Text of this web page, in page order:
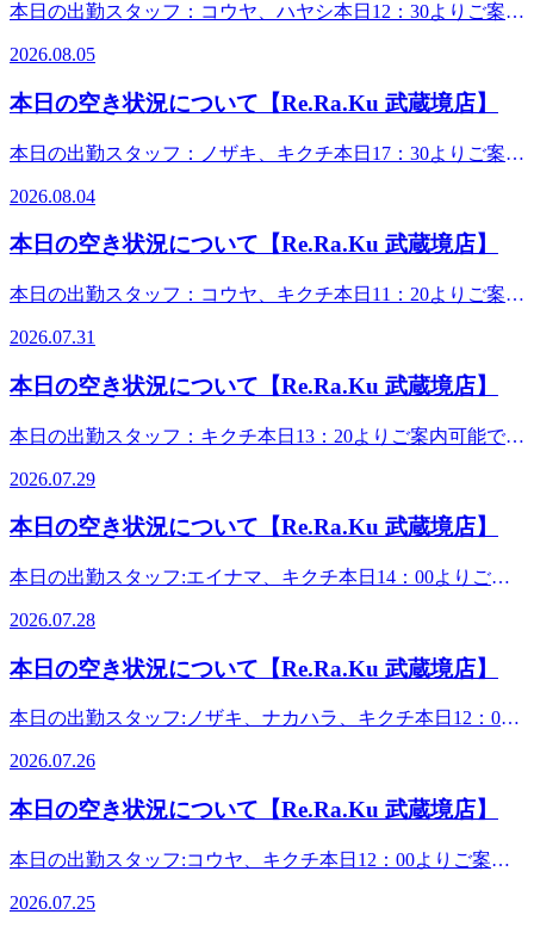
7月18日より「Re.Ra.Ku PAY」と「スペシャル・バリューチ
ケット」のWアタックで、サマーチャージキャンペーンを開
ケット購入でお得な10％増額サービスが!?さ・ら・に……！
7月18日～7月31日はプレミアム期間となっておりまして……
なんと、最大42％の爆上げ増額をやっちゃいます！チャンス
りません！ともかく、当店にご来店いただくか、お電話くだ
パ」例年大好評の爽やか企画が今年も始まりました!-5℃の
効果でお疲れスッキリ!今年は【ブルーミングリモーネ】
ました。頭の上で刺激的な泡を感じながら、一足先に花火気
分を先取りしちゃいましょう!詳しくはスタッフまで!また、
只今、オーブ認証時に330円で爽快ヘッドスパ10分が体験で
きちゃいます!こちらも詳しくはスタッフまで!今日も元気に
営業中!皆様のご来店を心よりお待ちしております。・
*.。・*.。・*.。・*.。・*.。・。。・*.。・*.。・*.。・
スタッフ一同心よりお待ちしております!・*.。・*.。・
ジのように気持ち良い「肩甲骨ストレッチ&amp;骨盤ストレ
れを撃退していきます☆中央線武蔵境駅北口徒歩3分 すきっ
蔵境店&lt;営業時間&gt;平日:11時00分～21時00分(最終受
分)&lt;住所&gt;武蔵野市境1-3-4 エーブル武蔵境1F
本日の出勤スタッフ：コウヤ、ハヤシ本日12：30よりご案内
気温が下がり、過ごしやすいですね。体調管理はいかがでし
ょうか。日常生活で、お身体にお疲れを感じていませんか。
ボディケア60分以上で、3体勢しっかりアプローチできま
さて、真夏にお送りする、新キャンペーンです。7月18日よ
り「Re.Ra.Ku PAY」と「スペシャル・バリューチケット」
のWアタックで、サマーチャージキャンペーンを開始しまし
た！Re.Ra.Ku PAYのチャージか、紙のバリューチケット購
入でお得な10％増額サービスが!?さ・ら・に……！8月1日～
9月23日はプレミアム期間となっておりまして……なんと、
1回キリ！この夏のビッグボーナスを見逃す手はありませ
詳しくご説明いたします！夏季限定! 「爽快ヘッドスパ」例
のシュワシュワを楽しみながら、炭酸ガスの血行誘導効果で
フトラベンダー】の2つのフレーバーをご用意しました。頭
の上で刺激的な泡を感じながら、一足先に花火気分を先取り
しちゃいましょう!詳しくはスタッフまで!また、只今、オー
ブ認証時に330円で爽快ヘッドスパ10分が体験できちゃいま
す!こちらも詳しくはスタッフまで!今日も元気に営業中!皆様
のご来店を心よりお待ちしております。・*.。・*.。・
お問い合わせはお電話で、お気軽にどうぞ♪スタッフ一同心
よりお待ちしております!・*.。・*.。・*.。・*.。・
*.。・。。・*.。・*.。・*.。・*.。・マッサージのように気
入れた「リラク系ボディケア」でみなさんの疲れを撃退して
の郵便局の隣にあります!Re.Ra.Ku(リラク) 武蔵境店&lt;営業
祝:10時30分～21時00分(最終受付:20時20分)&lt;住所&gt;武蔵
2026.08.05
本日の空き状況について【Re.Ra.Ku 武蔵境店】
本日の出勤スタッフ：ノザキ、キクチ本日17：30よりご案内
すか。今日は、カラッとした暑さわりと過ごしやすいです
ね！週の始まり、是非、当店でお身体ほぐされては如何です
か。軽い身体で8月を元気に楽しく乗り切りましょう。さ
「Re.Ra.Ku PAY」と「スペシャル・バリューチケット」の
Wアタックで、サマーチャージキャンペーンを開始しまし
入でお得な10％増額サービスが!?さ・ら・に……！7月18日
～7月31日はプレミアム期間となっておりまして……なん
と、最大42％の爆上げ増額をやっちゃいます！チャンスはな
せん！ともかく、当店にご来店いただくか、お電話くださ
パ」例年大好評の爽やか企画が今年も始まりました!-5℃の
効果でお疲れスッキリ!今年は【ブルーミングリモーネ】
ました。頭の上で刺激的な泡を感じながら、一足先に花火気
分を先取りしちゃいましょう!詳しくはスタッフまで!また、
只今、オーブ認証時に330円で爽快ヘッドスパ10分が体験で
きちゃいます!こちらも詳しくはスタッフまで!今日も元気に
営業中!皆様のご来店を心よりお待ちしております。・
*.。・*.。・*.。・*.。・*.。・。。・*.。・*.。・*.。・
スタッフ一同心よりお待ちしております!・*.。・*.。・
ジのように気持ち良い「肩甲骨ストレッチ&amp;骨盤ストレ
れを撃退していきます☆中央線武蔵境駅北口徒歩3分 すきっ
2026.08.04
本日の空き状況について【Re.Ra.Ku 武蔵境店】
本日の出勤スタッフ：コウヤ、キクチ本日11：20よりご案内
すか。おとといの満月🌕美しかったですね！うっとりロマン
チックな気持ちになりますよね。真夏の満月、涼しげで最
高！たくさんの元気もらえますね！感謝！うっとり気分持続
しながら、是非、当店でお身体ほぐされて、益々元気にな
り、パワーアップし、ライバルを驚かせてしまいましょう。
きゃは！さて、真夏にお送りする、新キャンペーンです。7
ケット」のWアタックで、サマーチャージキャンペーンを開
ケット購入でお得な10％増額サービスが!?さ・ら・に……！
なんと、最大42％の爆上げ増額をやっちゃいます！チャンス
はなんと1回キリ！この夏のビッグボーナスを見逃す手はあ
りません！ともかく、当店にご来店いただくか、お電話くだ
パ」例年大好評の爽やか企画が今年も始まりました!-5℃の
炭酸泡のシュワシュワを楽しみながら、炭酸ガスの血行誘導
&amp;【ソフトラベンダー】の2つのフレーバーをご用意し
ました。頭の上で刺激的な泡を感じながら、一足先に花火気
分を先取りしちゃいましょう!詳しくはスタッフまで!また、
きちゃいます!こちらも詳しくはスタッフまで!今日も元気に
2026.07.31
本日の空き状況について【Re.Ra.Ku 武蔵境店】
本日の出勤スタッフ：キクチ本日13：20よりご案内可能で
今日は、控えめな暑さで過ごしやすいですね！気持ち良く眠
れた方も多いのではないでしょうか。是非、当店でお身体ほ
ぐされては如何ですか。心身ともに軽やかに今夜の満月🌕を
めでましょう！さて、真夏にお送りする、新キャンペーンで
す。7月18日より「Re.Ra.Ku PAY」と「スペシャル・バリュ
ーチケット」のWアタックで、サマーチャージキャンペーン
ーチケット購入でお得な10％増額サービスが!?さ・ら・
して……なんと、最大42％の爆上げ増額をやっちゃいます！
す手はありません！ともかく、当店にご来店いただくか、お
電話ください！詳しくご説明いたします！夏季限定! 「爽快
ヘッドスパ」例年大好評の爽やか企画が今年も始まりまし
の血行誘導効果でお疲れスッキリ!今年は【ブルーミングリ
モーネ】&amp;【ソフトラベンダー】の2つのフレーバーを
2026.07.29
本日の空き状況について【Re.Ra.Ku 武蔵境店】
本日の出勤スタッフ:エイナマ、キクチ本日14：00よりご案
ですか。今日は、少し涼しめで過ごしやすいですね！久しぶ
りに熟睡できた方も多いのではないでしょうか。真夏の貴重
な涼しい日に感謝！体力消耗しない本日、是非、当店でお身
🌕を楽しみましょう！さて、真夏にお送りする、新キャンペ
ーンです。7月18日より「Re.Ra.Ku PAY」と「スペシャル・
ペーンを開始しました！Re.Ra.Ku PAYのチャージか、紙の
ら・に……！7月18日～7月31日はプレミアム期間となってお
す！チャンスはなんと1回キリ！この夏のビッグボーナスを
2026.07.28
本日の空き状況について【Re.Ra.Ku 武蔵境店】
本日の出勤スタッフ:ノザキ、ナカハラ、キクチ本日12：00
お過ごしですか。今日は、土用の丑の日。ウナギ、タマゴ、
シジミ等を食べて夏の暑さにも負けない元気な身体を作って
いきましょう。暑い夏を乗り切りましょう。さて、真夏にお
PAY」と「スペシャル・バリューチケット」のWアタック
で、サマーチャージキャンペーンを開始しました！Re.Ra.Ku
2026.07.26
本日の空き状況について【Re.Ra.Ku 武蔵境店】
本日の出勤スタッフ:コウヤ、キクチ本日12：00よりご案内
の予報が出ております。さらに、午後からは雷雨の可能性
2026.07.25